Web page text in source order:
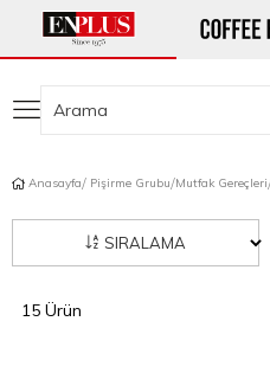
Anasayfa Pişirme Grubu Mutfak Gereçleri
SIRALAMA
15 Ürün